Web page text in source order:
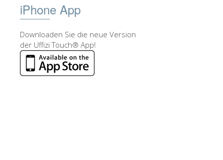
iPhone App
Downloaden Sie die neue Version
der Uffizi Touch® App!